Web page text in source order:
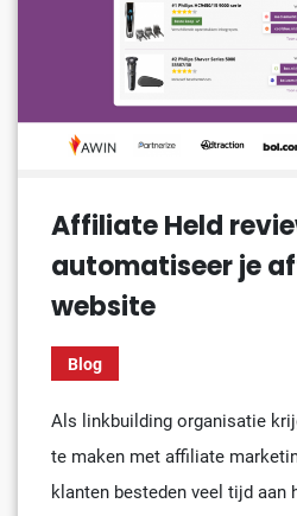
Affiliate Held
automatiseer je
website
Blog
Als linkbuilding organisatie
te maken met affiliate
klanten besteden veel tijd aan